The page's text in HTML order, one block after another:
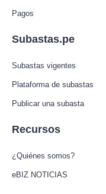
Pagos
Subastas.pe
Subastas vigentes
Plataforma de subastas
Publicar una subasta
Recursos
¿Quiénes somos?
eBIZ NOTICIAS